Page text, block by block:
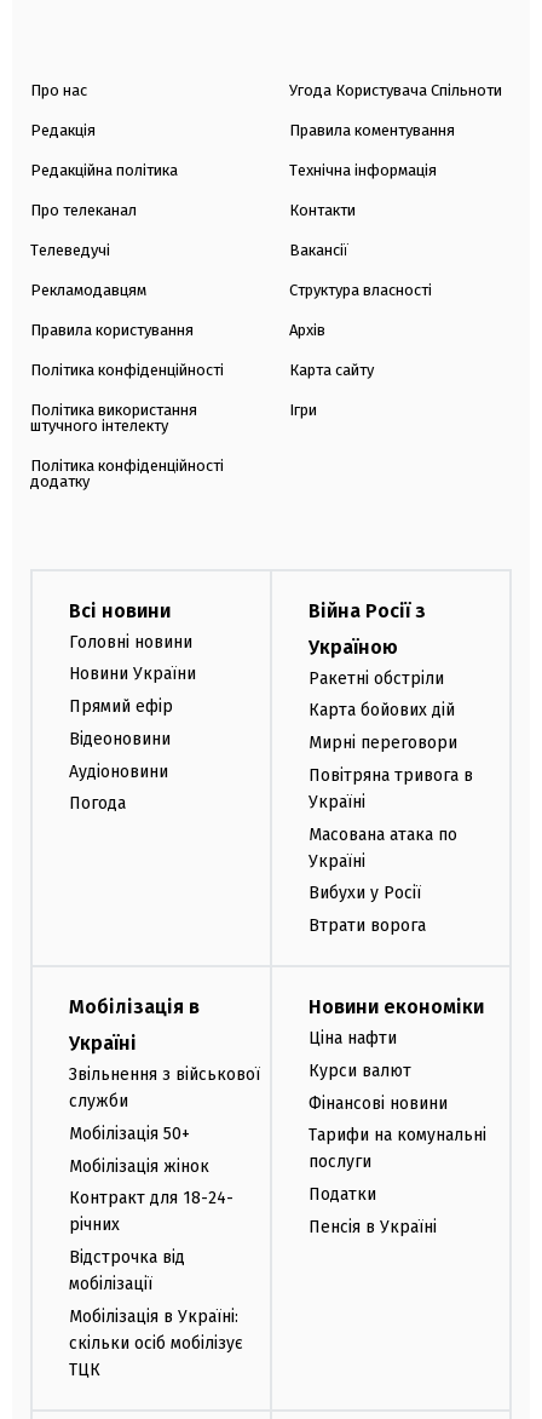
Про нас
Редакція
Редакційна політика
Про телеканал
Телеведучі
Рекламодавцям
Правила користування
Політика конфіденційності
Політика використання
штучного інтелекту
Політика конфіденційності
додатку
Угода Користувача Спільноти
Правила коментування
Технічна інформація
Контакти
Вакансії
Структура власності
Архів
Карта сайту
Ігри
Всі новини
Головні новини
Новини України
Прямий ефір
Відеоновини
Аудіоновини
Погода
Війна Росії з
Україною
Ракетні обстріли
Карта бойових дій
Мирні переговори
Повітряна тривога в
Україні
Масована атака по
Україні
Вибухи у Росії
Втрати ворога
Мобілізація в
Україні
Звільнення з військової
служби
Мобілізація 50+
Мобілізація жінок
Контракт для 18-24-
річних
Відстрочка від
мобілізації
Мобілізація в Україні:
скільки осіб мобілізує
ТЦК
Новини економіки
Ціна нафти
Курси валют
Фінансові новини
Тарифи на комунальні
послуги
Податки
Пенсія в Україні